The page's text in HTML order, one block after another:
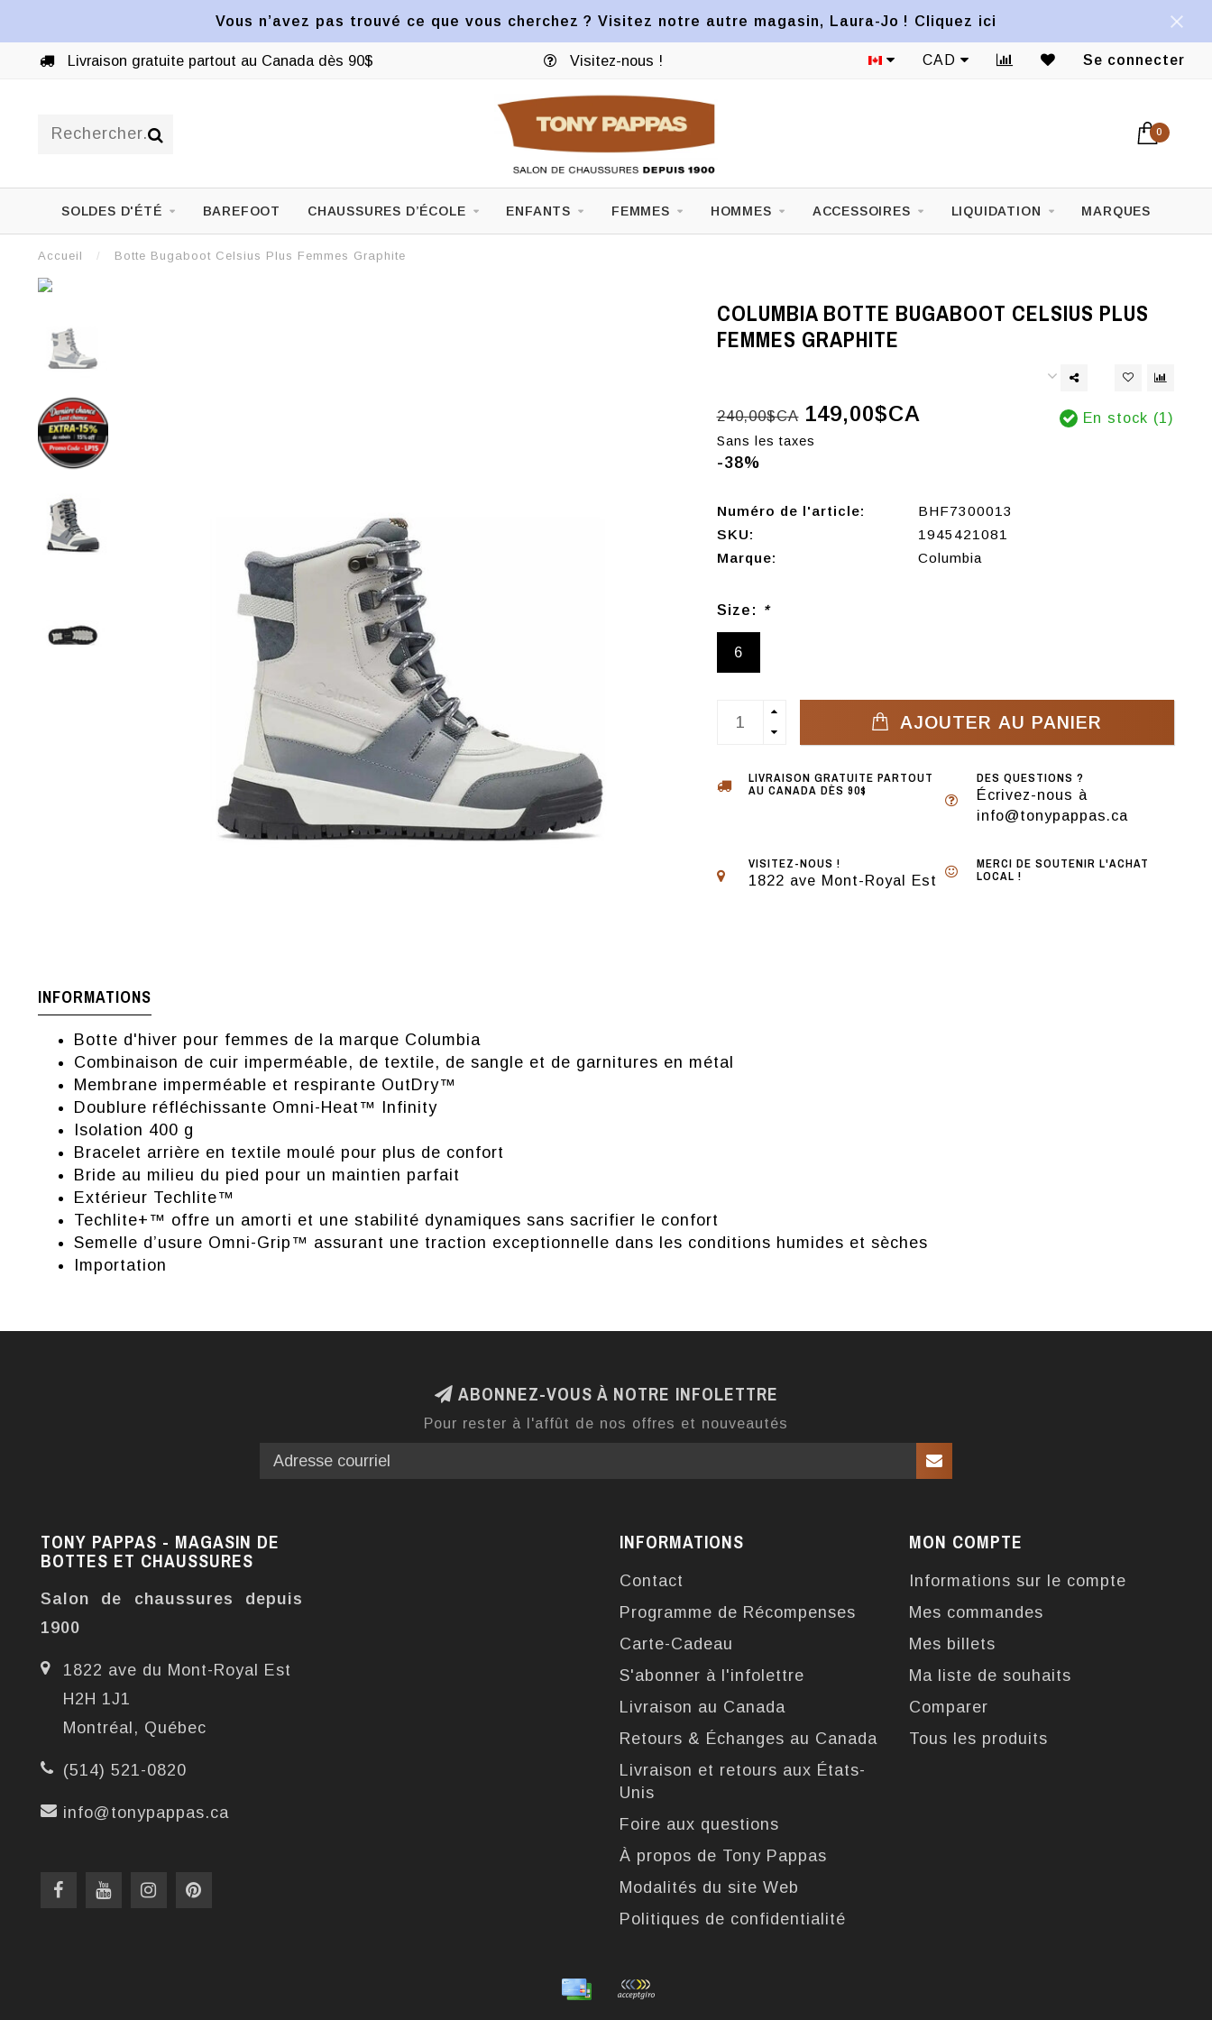
Vous n’avez pas trouvé ce que vous cherchez ? Visitez notre autre magasin, Laura-Jo ! Cliquez ici
Livraison gratuite partout au Canada dès 90$ Visitez-nous ! CAD Se connecter
0
SOLDES D'ÉTÉ BAREFOOT CHAUSSURES D’ÉCOLE ENFANTS FEMMES HOMMES ACCESSOIRES LIQUIDATION MARQUES
Accueil / Botte Bugaboot Celsius Plus Femmes Graphite
COLUMBIA BOTTE BUGABOOT CELSIUS PLUS
FEMMES GRAPHITE
240,00$CA 149,00$CA
Sans les taxes
-38%
En stock (1)
Numéro de l'article:
BHF7300013
SKU:
1945421081
Marque:
Columbia
Size: *
6
AJOUTER AU PANIER
LIVRAISON GRATUITE PARTOUT
AU CANADA DÈS 90$
DES QUESTIONS ?
Écrivez-nous à
info@tonypappas.ca
VISITEZ-NOUS !
1822 ave Mont-Royal Est
MERCI DE SOUTENIR L'ACHAT
LOCAL !
INFORMATIONS
Botte d'hiver pour femmes de la marque Columbia
Combinaison de cuir imperméable, de textile, de sangle et de garnitures en métal
Membrane imperméable et respirante OutDry™
Doublure réfléchissante Omni-Heat™ Infinity
Isolation 400 g
Bracelet arrière en textile moulé pour plus de confort
Bride au milieu du pied pour un maintien parfait
Extérieur Techlite™
Techlite+™ offre un amorti et une stabilité dynamiques sans sacrifier le confort
Semelle d’usure Omni-Grip™ assurant une traction exceptionnelle dans les conditions humides et sèches
Importation
ABONNEZ-VOUS À NOTRE INFOLETTRE
Pour rester à l'affût de nos offres et nouveautés
TONY PAPPAS - MAGASIN DE
BOTTES ET CHAUSSURES
Salon de chaussures depuis
1900
1822 ave du Mont-Royal Est
H2H 1J1
Montréal, Québec
(514) 521-0820
info@tonypappas.ca
INFORMATIONS
Contact
Programme de Récompenses
Carte-Cadeau
S'abonner à l'infolettre
Livraison au Canada
Retours & Échanges au Canada
Livraison et retours aux États-
Unis
Foire aux questions
À propos de Tony Pappas
Modalités du site Web
Politiques de confidentialité
MON COMPTE
Informations sur le compte
Mes commandes
Mes billets
Ma liste de souhaits
Comparer
Tous les produits